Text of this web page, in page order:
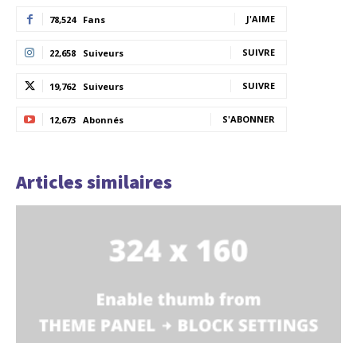
78,524 Fans J'AIME
22,658 Suiveurs SUIVRE
19,762 Suiveurs SUIVRE
12,673 Abonnés S'ABONNER
Articles similaires